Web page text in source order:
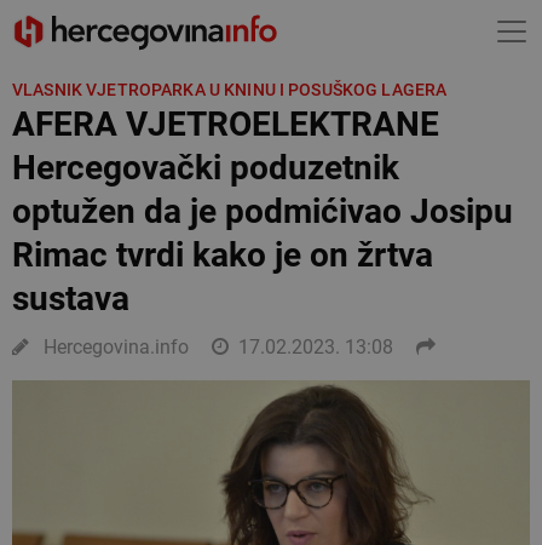
VLASNIK VJETROPARKA U KNINU I POSUŠKOG LAGERA
AFERA VJETROELEKTRANE
Hercegovački poduzetnik
optužen da je podmićivao Josipu
Rimac tvrdi kako je on žrtva
sustava
Hercegovina.info 17.02.2023. 13:08